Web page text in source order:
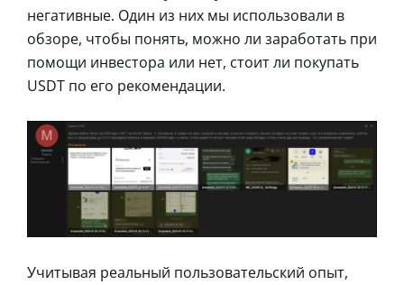
негативные. Один из них мы использовали в
обзоре, чтобы понять, можно ли заработать при
помощи инвестора или нет, стоит ли покупать
USDT по его рекомендации.
Учитывая реальный пользовательский опыт,